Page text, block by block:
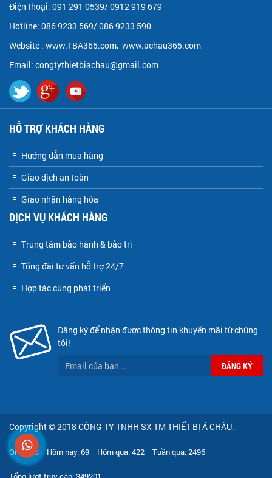
Điện thoại: 091 291 0539/ 0912 919 679
Hotline: 086 9233 569/ 086 9233 590
Website : www.TBA365.com, www.achau365.com
Email: congtythietbiachau@gmail.com
HỖ TRỢ KHÁCH HÀNG
Hướng dẫn mua hàng
Giao dịch an toàn
Giao nhận hàng hóa
DỊCH VỤ KHÁCH HÀNG
Trung tâm bảo hành & bảo trì
Tổng đài tư vấn hỗ trợ 24/7
Hợp tác cùng phát triển
Đăng ký để nhận được thông tin khuyến mãi từ chúng
tôi!
Copyright © 2018 CÔNG TY TNHH SX TM THIẾT BỊ Á CHÂU.
Online: 3 Hôm nay:69 Hôm qua:422 Tuần qua:2496